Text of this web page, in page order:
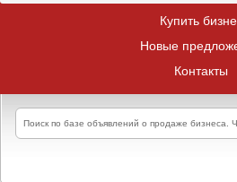
Купить
Новые
Контакты